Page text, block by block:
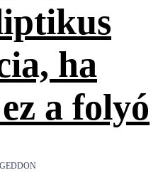
ha
a folyó